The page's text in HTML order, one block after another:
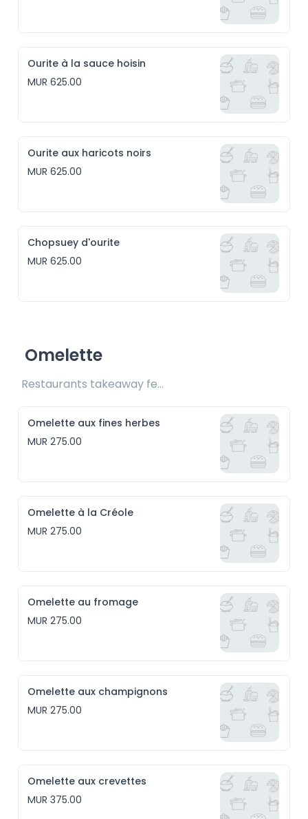
Ourite à la sauce hoisin
MUR 625.00
Ourite aux haricots noirs
MUR 625.00
Chopsuey d'ourite
MUR 625.00
Omelette
Restaurants takeaway fee Rs25 included
Omelette aux fines herbes
MUR 275.00
Omelette à la Créole
MUR 275.00
Omelette au fromage
MUR 275.00
Omelette aux champignons
MUR 275.00
Omelette aux crevettes
MUR 375.00